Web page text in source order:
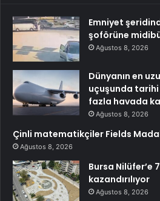
Emniyet
şoförüne
Ağustos 8, 2026
Dünyanın en
uçuşunda
fazla havada
Ağustos 8, 2026
Çinli matematikçiler Fields
Ağustos 8, 2026
Bursa Nilüfer’e
kazandırılıyor
Ağustos 8, 2026